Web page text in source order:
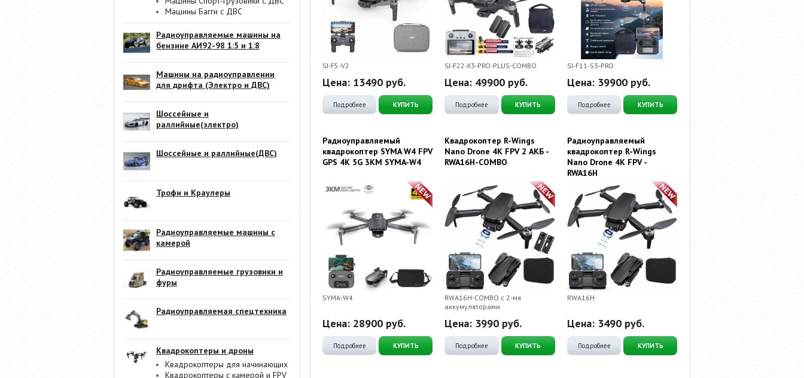
Машины Багги с ДВС
Радиоуправляемые машины на
бензине АИ92-98 1:5 и 1:8
Машины на радиоуправлении
для дрифта (Электро и ДВС)
Шоссейные и
раллийные(электро)
Шоссейные и раллийные(ДВС)
Трофи и Краулеры
Радиоуправляемые машины с
камерой
Радиоуправляемые грузовики и
фуры
Радиоуправляемая спецтехника
Квадрокоптеры и дроны
Квадрокоптеры для начинающих
Квадрокоптеры с камерой и FPV
SJ-F5-V2
Цена: 13490 руб.
Подробнее КУПИТЬ
SJ-F22-X3-PRO-PLUS-COMBO
Цена: 49900 руб.
Подробнее КУПИТЬ
SJ-F11-S3-PRO
Цена: 39900руб.
Подробнее КУПИТЬ
Радиоуправляемый
квадрокоптер SYMA W4 FPV
GPS 4K 5G 3KM SYMA-W4
SYMA-W4
Цена: 28900 руб.
Подробнее КУПИТЬ
Квадрокоптер R-Wings
Nano Drone 4K FPV 2 АКБ -
RWA16H-COMBO
RWA16H-COMBO с 2-мя
аккумуляторами
Цена: 3990 руб.
Подробнее КУПИТЬ
Радиоуправляемый
квадрокоптер R-Wings
Nano Drone 4K FPV -
RWA16H
RWA16H
Цена: 3490руб.
Подробнее КУПИТЬ